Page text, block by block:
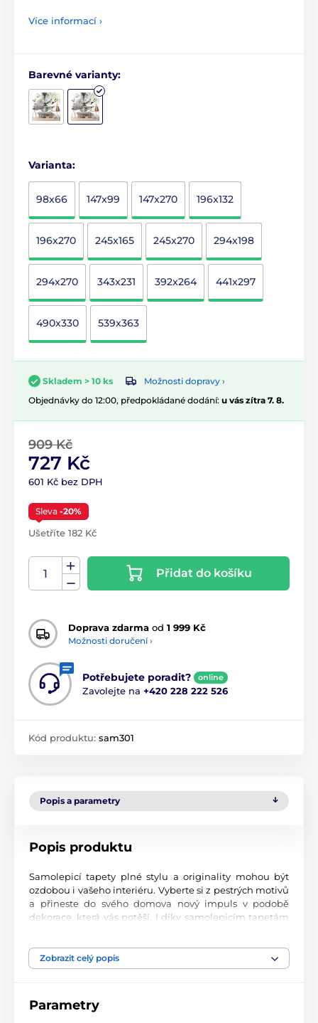
Více informací ›
Barevné varianty:
Varianta:
98x66 147x99 147x270 196x132
196x270 245x165 245x270 294x198
294x270 343x231 392x264 441x297
490x330 539x363
Skladem > 10 ks
Možnosti dopravy ›
Objednávky do 12:00, předpokládané dodání: u vás zítra 7. 8.
909 Kč
727 Kč
601 Kč bez DPH
Sleva -20%
Ušetříte 182 Kč
Přidat do košíku
Doprava zdarma od 1 999 Kč
Možnosti doručení ›
Potřebujete poradit? online
Zavolejte na +420 228 222 526
Kód produktu: sam301
Popis a parametry
Popis produktu
Samolepicí tapety plné stylu a originality mohou být
ozdobou i vašeho interiéru. Vyberte si z pestrých motivů
a přineste do svého domova nový impuls v podobě
dekorace, která vás potěší. I díky samolepicím tapetám
Perfektní tiskové zpracování
materiál s jemným povrchem a matným vzhledem. Tisk
Zobrazit celý popis
Parametry